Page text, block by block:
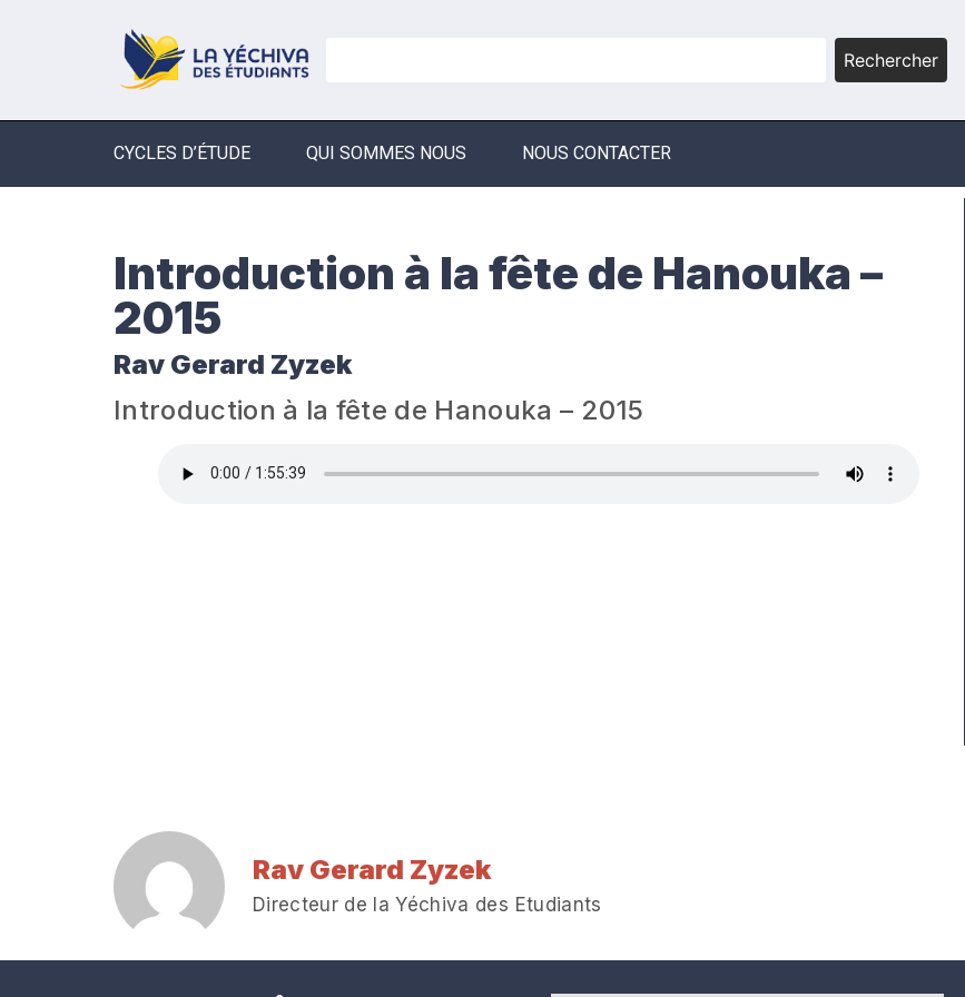
Rechercher
CYCLES D’ÉTUDE QUI SOMMES NOUS NOUS CONTACTER
Introduction à la fête de Hanouka –
2015
Rav Gerard Zyzek
Introduction à la fête de Hanouka – 2015
Rav Gerard Zyzek
Directeur de la Yéchiva des Etudiants